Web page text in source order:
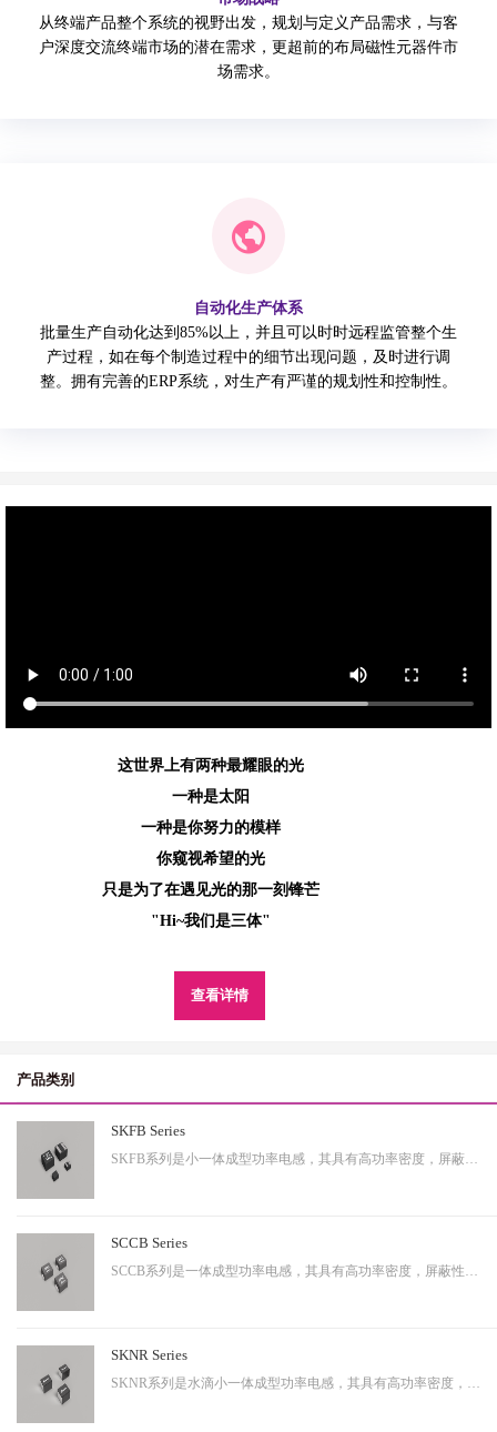
从终端产品整个系统的视野出发，规划与定义产品需求，与客
户深度交流终端市场的潜在需求，更超前的布局磁性元器件市
场需求。
自动化生产体系
批量生产自动化达到85%以上，并且可以时时远程监管整个生
产过程，如在每个制造过程中的细节出现问题，及时进行调
整。拥有完善的ERP系统，对生产有严谨的规划性和控制性。
这世界上有两种最耀眼的光
一种是太阳
一种是你努力的模样
你窥视希望的光
只是为了在遇见光的那一刻锋芒
"Hi~我们是三体"
查看详情
产品类别
SKFB Series
SKFB系列是小一体成型功率电感，其具有高功率密度，屏蔽性出色等特性，适用于中大功率。
SCCB Series
SCCB系列是一体成型功率电感，其具有高功率密度，屏蔽性出色等特性，适用于中大功率。
SKNR Series
SKNR系列是水滴小一体成型功率电感，其具有高功率密度，屏蔽性出色等特性，适用于中大功率。